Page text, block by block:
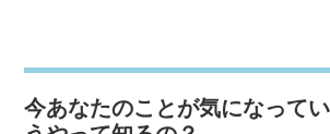
今あなたのことが気になって